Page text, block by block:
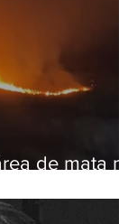
de mata